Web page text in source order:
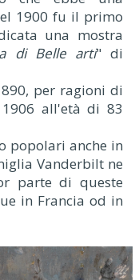
1900 fu il primo
una mostra
di Belle arti" di
per ragioni di
all'età di 83
popolari anche in
Vanderbilt ne
parte di queste
in Francia od in